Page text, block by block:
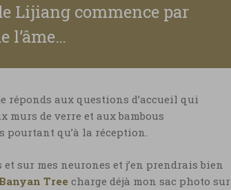
Lijiang commence par
l’âme…
réponds aux questions d’accueil qui
de verre et aux bambous
pourtant qu’à la réception.
et sur mes neurones et j’en prendrais bien
Banyan Tree charge déjà mon sac photo sur